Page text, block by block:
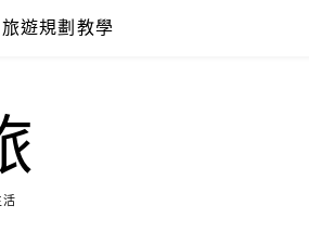
旅遊規劃教學